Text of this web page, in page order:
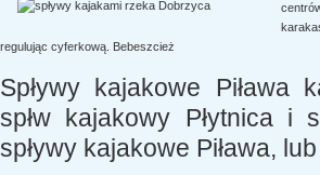
regulując cyferkową. Bebeszcież
Spływy kajakowe Piława
spłw kajakowy Płytnica i
spływy kajakowe Piława,